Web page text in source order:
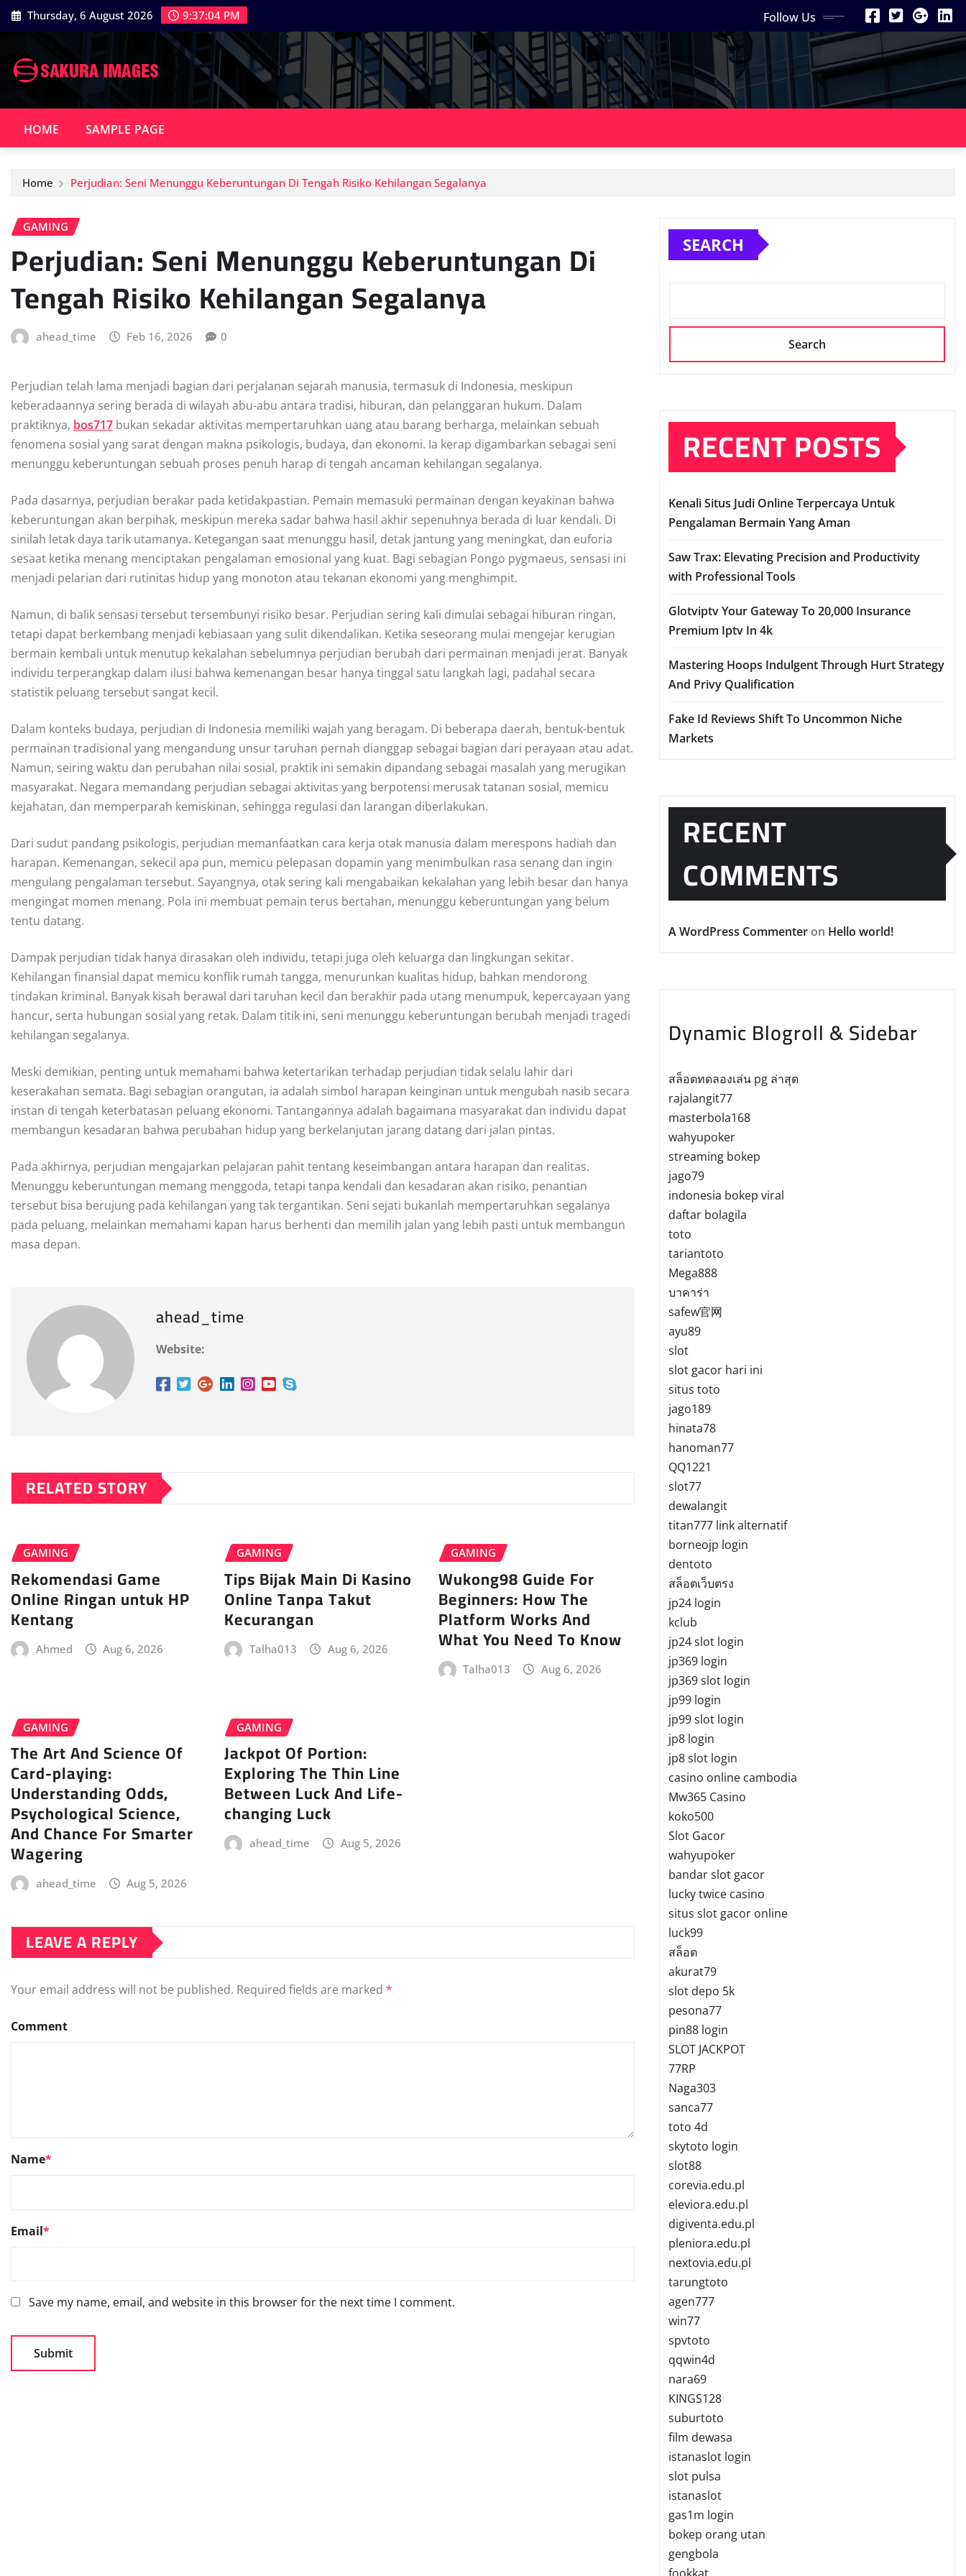
Skip
to
Thursday, 6 August 2026 9:37:04 PM Follow Us
HOME SAMPLE PAGE
Home Perjudian: Seni Menunggu Keberuntungan Di Tengah Risiko Kehilangan Segalanya
GAMING
Perjudian: Seni Menunggu Keberuntungan Di
Tengah Risiko Kehilangan Segalanya
ahead_time Feb 16, 2026 0
Perjudian telah lama menjadi bagian dari perjalanan sejarah manusia, termasuk di Indonesia, meskipun
keberadaannya sering berada di wilayah abu-abu antara tradisi, hiburan, dan pelanggaran hukum. Dalam
praktiknya, bos717 bukan sekadar aktivitas mempertaruhkan uang atau barang berharga, melainkan sebuah
fenomena sosial yang sarat dengan makna psikologis, budaya, dan ekonomi. Ia kerap digambarkan sebagai seni
menunggu keberuntungan sebuah proses penuh harap di tengah ancaman kehilangan segalanya.
Pada dasarnya, perjudian berakar pada ketidakpastian. Pemain memasuki permainan dengan keyakinan bahwa
keberuntungan akan berpihak, meskipun mereka sadar bahwa hasil akhir sepenuhnya berada di luar kendali. Di
sinilah letak daya tarik utamanya. Ketegangan saat menunggu hasil, detak jantung yang meningkat, dan euforia
sesaat ketika menang menciptakan pengalaman emosional yang kuat. Bagi sebagian Pongo pygmaeus, sensasi ini
menjadi pelarian dari rutinitas hidup yang monoton atau tekanan ekonomi yang menghimpit.
Namun, di balik sensasi tersebut tersembunyi risiko besar. Perjudian sering kali dimulai sebagai hiburan ringan,
tetapi dapat berkembang menjadi kebiasaan yang sulit dikendalikan. Ketika seseorang mulai mengejar kerugian
bermain kembali untuk menutup kekalahan sebelumnya perjudian berubah dari permainan menjadi jerat. Banyak
individu terperangkap dalam ilusi bahwa kemenangan besar hanya tinggal satu langkah lagi, padahal secara
statistik peluang tersebut sangat kecil.
Dalam konteks budaya, perjudian di Indonesia memiliki wajah yang beragam. Di beberapa daerah, bentuk-bentuk
permainan tradisional yang mengandung unsur taruhan pernah dianggap sebagai bagian dari perayaan atau adat.
Namun, seiring waktu dan perubahan nilai sosial, praktik ini semakin dipandang sebagai masalah yang merugikan
masyarakat. Negara memandang perjudian sebagai aktivitas yang berpotensi merusak tatanan sosial, memicu
kejahatan, dan memperparah kemiskinan, sehingga regulasi dan larangan diberlakukan.
Dari sudut pandang psikologis, perjudian memanfaatkan cara kerja otak manusia dalam merespons hadiah dan
harapan. Kemenangan, sekecil apa pun, memicu pelepasan dopamin yang menimbulkan rasa senang dan ingin
mengulang pengalaman tersebut. Sayangnya, otak sering kali mengabaikan kekalahan yang lebih besar dan hanya
mengingat momen menang. Pola ini membuat pemain terus bertahan, menunggu keberuntungan yang belum
tentu datang.
Dampak perjudian tidak hanya dirasakan oleh individu, tetapi juga oleh keluarga dan lingkungan sekitar.
Kehilangan finansial dapat memicu konflik rumah tangga, menurunkan kualitas hidup, bahkan mendorong
tindakan kriminal. Banyak kisah berawal dari taruhan kecil dan berakhir pada utang menumpuk, kepercayaan yang
hancur, serta hubungan sosial yang retak. Dalam titik ini, seni menunggu keberuntungan berubah menjadi tragedi
kehilangan segalanya.
Meski demikian, penting untuk memahami bahwa ketertarikan terhadap perjudian tidak selalu lahir dari
keserakahan semata. Bagi sebagian orangutan, ia adalah simbol harapan keinginan untuk mengubah nasib secara
instan di tengah keterbatasan peluang ekonomi. Tantangannya adalah bagaimana masyarakat dan individu dapat
membangun kesadaran bahwa perubahan hidup yang berkelanjutan jarang datang dari jalan pintas.
Pada akhirnya, perjudian mengajarkan pelajaran pahit tentang keseimbangan antara harapan dan realitas.
Menunggu keberuntungan memang menggoda, tetapi tanpa kendali dan kesadaran akan risiko, penantian
tersebut bisa berujung pada kehilangan yang tak tergantikan. Seni sejati bukanlah mempertaruhkan segalanya
pada peluang, melainkan memahami kapan harus berhenti dan memilih jalan yang lebih pasti untuk membangun
masa depan.
ahead_time
Website:
RELATED STORY
GAMING
Rekomendasi Game
Online Ringan untuk HP
Kentang
Ahmed Aug 6, 2026
GAMING
Tips Bijak Main Di Kasino
Online Tanpa Takut
Kecurangan
Talha013 Aug 6, 2026
GAMING
Wukong98 Guide For
Beginners: How The
Platform Works And
What You Need To Know
Talha013 Aug 6, 2026
GAMING
The Art And Science Of
Card-playing:
Understanding Odds,
Psychological Science,
And Chance For Smarter
Wagering
ahead_time Aug 5, 2026
GAMING
Jackpot Of Portion:
Exploring The Thin Line
Between Luck And Life-
changing Luck
ahead_time Aug 5, 2026
LEAVE A REPLY
Your email address will not be published. Required fields are marked *
Comment
Name*
Email*
Save my name, email, and website in this browser for the next time I comment.
SEARCH
Search
RECENT POSTS
Kenali Situs Judi Online Terpercaya Untuk
Pengalaman Bermain Yang Aman
Saw Trax: Elevating Precision and Productivity
with Professional Tools
Glotviptv Your Gateway To 20,000 Insurance
Premium Iptv In 4k
Mastering Hoops Indulgent Through Hurt Strategy
And Privy Qualification
Fake Id Reviews Shift To Uncommon Niche
Markets
RECENT
COMMENTS
A WordPress Commenter on Hello world!
Dynamic Blogroll & Sidebar
สล็อตทดลองเล่น pg ล่าสุด
rajalangit77
masterbola168
wahyupoker
streaming bokep
jago79
indonesia bokep viral
daftar bolagila
toto
tariantoto
Mega888
บาคาร่า
safew官网
ayu89
slot
slot gacor hari ini
situs toto
jago189
hinata78
hanoman77
QQ1221
slot77
dewalangit
titan777 link alternatif
borneojp login
dentoto
สล็อตเว็บตรง
jp24 login
kclub
jp24 slot login
jp369 login
jp369 slot login
jp99 login
jp99 slot login
jp8 login
jp8 slot login
casino online cambodia
Mw365 Casino
koko500
Slot Gacor
wahyupoker
bandar slot gacor
lucky twice casino
situs slot gacor online
luck99
สล็อต
akurat79
slot depo 5k
pesona77
pin88 login
SLOT JACKPOT
77RP
Naga303
sanca77
toto 4d
skytoto login
slot88
corevia.edu.pl
eleviora.edu.pl
digiventa.edu.pl
pleniora.edu.pl
nextovia.edu.pl
tarungtoto
agen777
win77
spvtoto
qqwin4d
nara69
KINGS128
suburtoto
film dewasa
istanaslot login
slot pulsa
istanaslot
gas1m login
bokep orang utan
gengbola